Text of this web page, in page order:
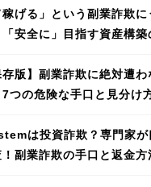
稼げる」という副業詐欺
安全に」目指す資産構築
存版】副業詐欺に絶対遭
つの危険な手口と見分け
は投資詐欺？専門家が
副業詐欺の手口と返金方